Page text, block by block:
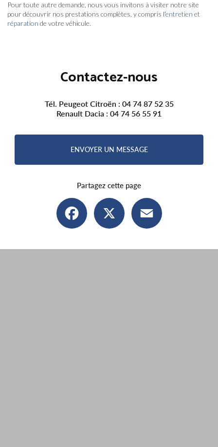
Pour toute autre demande, nous vous invitons à visiter notre site
pour découvrir nos prestations complètes, y compris l'entretien et
réparation de votre véhicule.
Contactez-nous
Tél. Peugeot Citroën : 04 74 87 52 35
Renault Dacia : 04 74 56 55 91
ENVOYER UN MESSAGE
Partagez cette page
Facebook